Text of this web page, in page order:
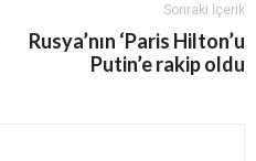
Sonraki İçerik
Rusya’nın ‘Paris Hilton’u
Putin’e rakip oldu